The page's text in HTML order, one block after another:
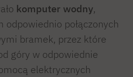
komputer wodny,
odpowiednio połączonych
bramek, przez które
góry w odpowiednie
elektrycznych